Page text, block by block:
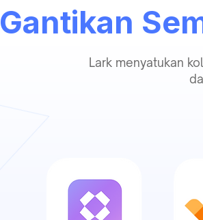
Gantikan
Lark menyatukan